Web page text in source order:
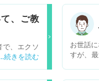
、ご教
、エクソ
スキップ
お世話
すが、